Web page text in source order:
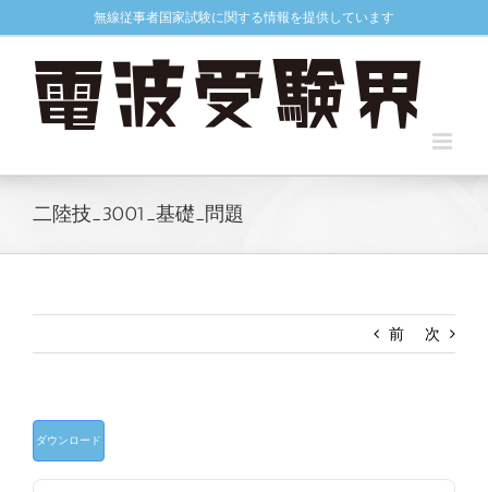
to
無線従事者国家試験に関する情報を提供しています
二陸技_3001_基礎_問題
前 次
ダウンロード